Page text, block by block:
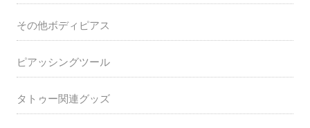
その他ボディピアス
ピアッシングツール
タトゥー関連グッズ